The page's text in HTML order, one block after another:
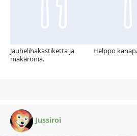
Jauhelihakastiketta ja
makaronia.
Helppo
Jussiroi